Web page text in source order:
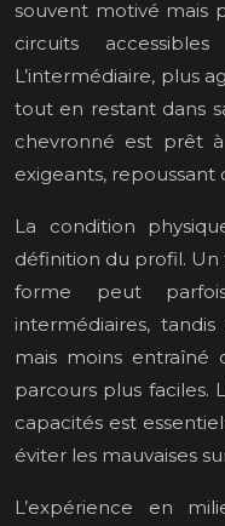
souvent motivé mais
circuits
L’intermédiaire, plus
tout en restant dans
chevronné est prêt
exigeants, repoussant
La condition
définition du profil.
forme peut
intermédiaires,
mais moins
parcours plus faciles.
capacités est
éviter les mauvaises
L’expérience en